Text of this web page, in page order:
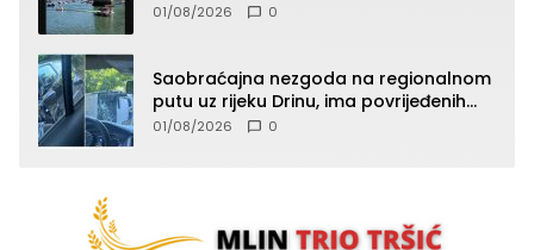
01/08/2026 0
Saobraćajna nezgoda na regionalnom
putu uz rijeku Drinu, ima povrijeđenih
lica (FOTO)
01/08/2026 0